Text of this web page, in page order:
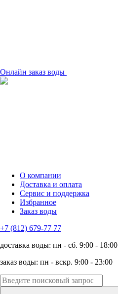
Онлайн заказ воды
О компании
Доставка и оплата
Сервис и поддержка
Избранное
Заказ воды
+7 (812) 679-77 77
доставка воды: пн - сб. 9:00 - 18:00
заказ воды: пн - вскр. 9:00 - 23:00